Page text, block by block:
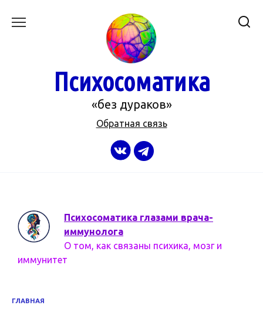
Психосоматика
«без дураков»
Обратная связь
Психосоматика глазами врача-
иммунолога
О том, как связаны психика, мозг и
иммунитет
ГЛАВНАЯ